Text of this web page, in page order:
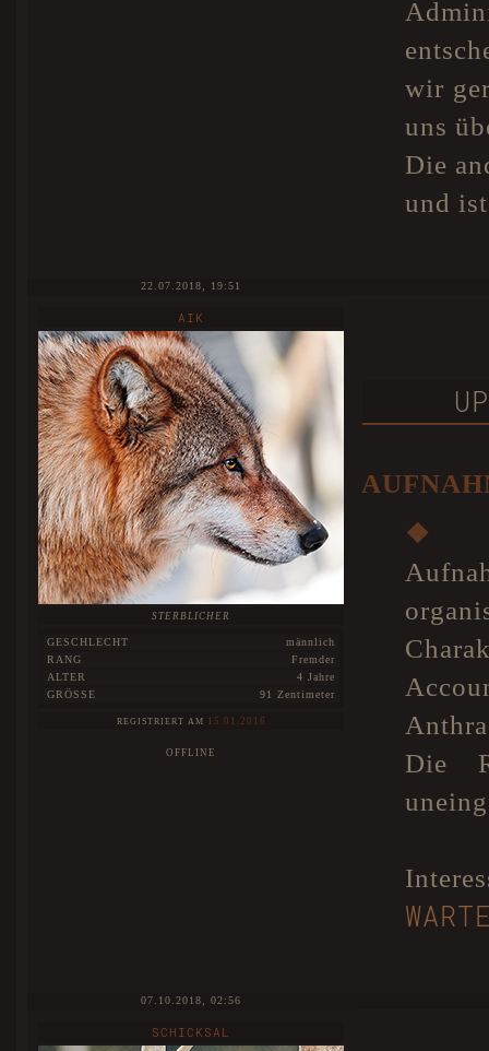
wir
uns
Die
und
22.07.2018, 19:51
AIK
STERBLICHER
GESCHLECHT
männlich
RANG
Fremder
ALTER
4 Jahre
GRÖSSE
91 Zentimeter
REGISTRIERT AM 15.01.2016
OFFLINE
❖
Die
07.10.2018, 02:56
SCHICKSAL